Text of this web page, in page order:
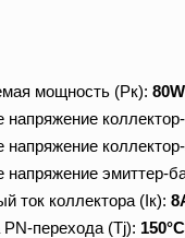
мощность (Pк): 80W
эмиттер-
ток коллектора (Iк):
перехода (Tj): 150°C